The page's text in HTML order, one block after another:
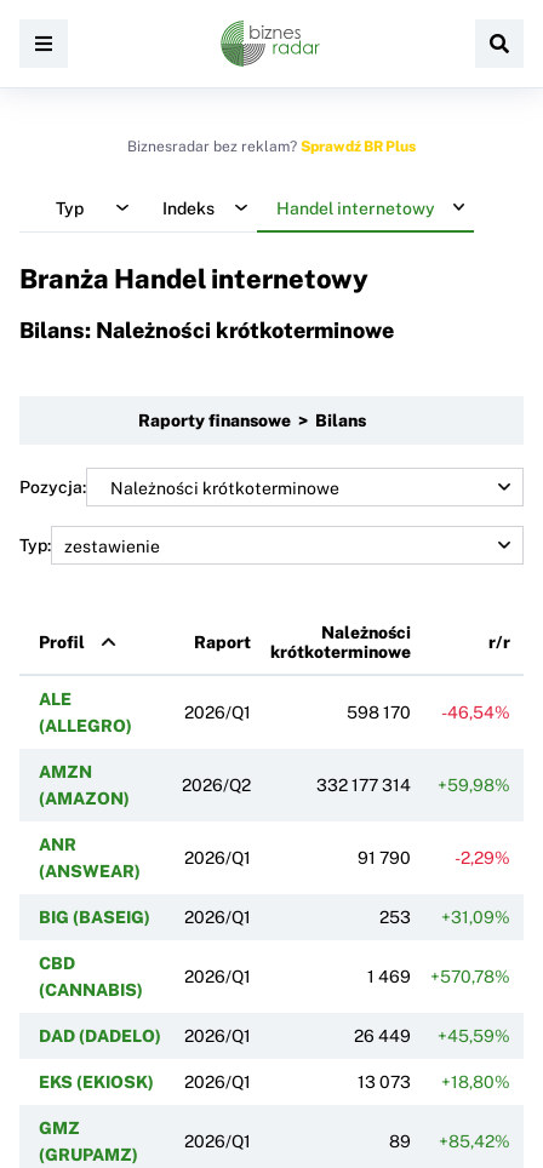
Biznesradar bez reklam? Sprawdź BR Plus
Typ Indeks Handel internetowy
Branża Handel internetowy
Bilans: Należności krótkoterminowe
Raporty finansowe > Bilans
Pozycja:
Typ:
Profil Raport
Należności
krótkoterminowe
r/r
ALE
(ALLEGRO)
2026/Q1 598 170 -46,54%
AMZN
(AMAZON)
2026/Q2 332 177 314 +59,98%
ANR
(ANSWEAR)
2026/Q1 91 790 -2,29%
BIG (BASEIG) 2026/Q1 253 +31,09%
CBD
(CANNABIS)
2026/Q1 1 469 +570,78%
DAD (DADELO) 2026/Q1 26 449 +45,59%
EKS (EKIOSK) 2026/Q1 13 073 +18,80%
GMZ
(GRUPAMZ)
2026/Q1 89 +85,42%